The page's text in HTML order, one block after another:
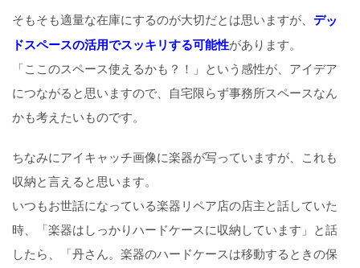
そもそも適量な在庫にするのが大切だとは思いますが、 デッ
ドスペースの活用でスッキリする可能性があります。
「ここのスペース使えるかも？！」という感性が、アイデア
につながると思いますので、自宅限らず事務所スペースなん
かも考えたいものです。
ちなみにアイキャッチ画像に楽器が写っていますが、これも
収納と言えると思います。
いつもお世話になっている楽器リペア店の店主と話していた
時、「楽器はしっかりハードケースに収納しています」と話
したら、「丹さん。楽器のハードケースは移動するときの保